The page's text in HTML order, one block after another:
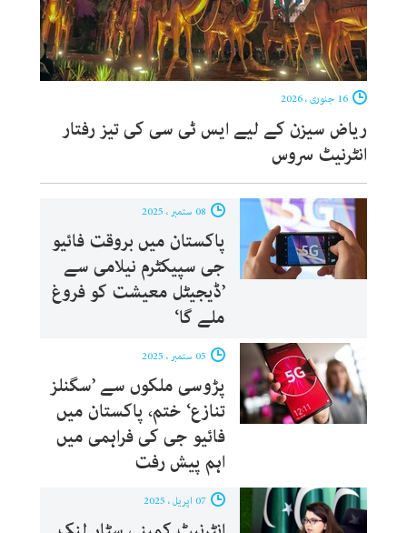
ریاض سیزن کے لیے ایس ٹی سی کی تیز رفتار
انٹرنیٹ سروس
پاکستان میں بروقت فائیو
جی سپیکٹرم نیلامی سے
’ڈیجیٹل معیشت کو فروغ
ملے گا‘
پڑوسی ملکوں سے ’سگنلز
تنازع‘ ختم، پاکستان میں
فائیو جی کی فراہمی میں
اہم پیش رفت